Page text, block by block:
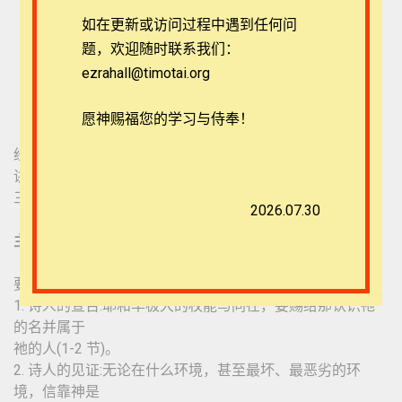
经文：诗 91 篇
讲员：丹尼斯·马格里博士
三一福音神学院旧约教授
主题：那认识神又呼求耶和华名字的，不需要活在惧怕中!
要点：
1. 诗人的宣告:耶和华极大的权能与同在，要赐给那认识祂
的名并属于
祂的人(1-2 节)。
2. 诗人的见证:无论在什么环境，甚至最坏、最恶劣的环
境，信靠神是
如在更新或访问过程中遇到任何问
题，欢迎随时联系我们：
ezrahall@timotai.org
愿神赐福您的学习与侍奉！
2026.07.30